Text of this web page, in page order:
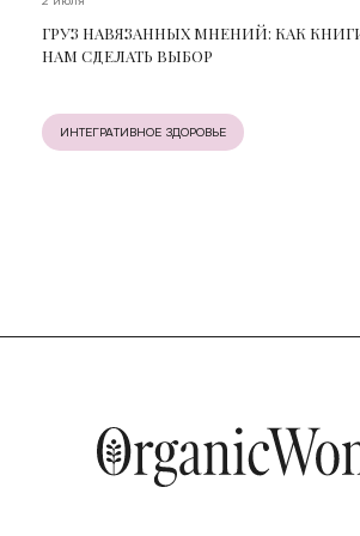
ГРУЗ НАВЯЗАННЫХ МНЕНИЙ: КАК
НАМ СДЕЛАТЬ ВЫБОР
ИНТЕГРАТИВНОЕ ЗДОРОВЬЕ